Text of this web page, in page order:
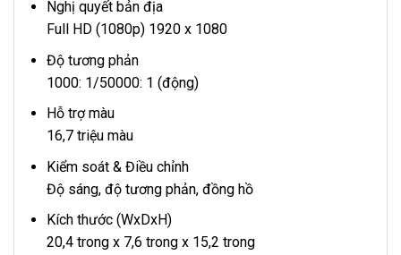
Nghị quyết bản địa
Full HD (1080p) 1920 x 1080
Độ tương phản
1000: 1/50000: 1 (động)
Hỗ trợ màu
16,7 triệu màu
Kiểm soát & Điều chỉnh
Độ sáng, độ tương phản, đồng hồ
Kích thước (WxDxH)
20,4 trong x 7,6 trong x 15,2 trong